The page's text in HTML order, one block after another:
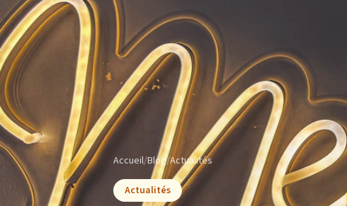
Accueil/Blog/Actualités
Actualités